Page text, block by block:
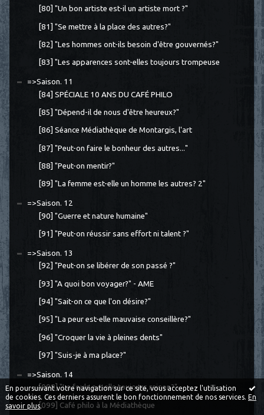
En poursuivant votre navigation sur ce site, vous acceptez l'utilisation
de cookies. Ces derniers assurent le bon fonctionnement de nos services. En
savoir plus.
[80] "Un bon artiste est-il un artiste mort ?"
[81] "Se mettre à la place des autres?"
[82] "Les hommes ont-ils besoin d'être gouvernés?"
[83] "Les apparences sont-elles toujours trompeuse
=>Saison. 11
[84] SPÉCIALE 10 ANS DU CAFÉ PHILO
[85] "Dépend-il de nous d'être heureux?"
[86] Séance Médiathèque de Montargis, l'art
[87] "Peut-on faire le bonheur des autres..."
[88] "Peut-on mentir?"
[89] "La femme est-elle un homme les autres? 2"
=>Saison. 12
[90] "Guerre et nature humaine"
[91] "Peut-on réussir sans effort ni talent ?"
=>Saison. 13
[92] "Peut-on se libérer de son passé ?"
[93] "A quoi bon voyager?" - AME
[94] "Sait-on ce que l'on désire?"
[95] "La peur est-elle mauvaise conseillère?"
[96] "Croquer la vie à pleines dents"
[97] "Suis-je à ma place?"
=>Saison. 14
[098] "La foule a-t-elle toujours raison?"
[099] Café philo à la Médiathèque